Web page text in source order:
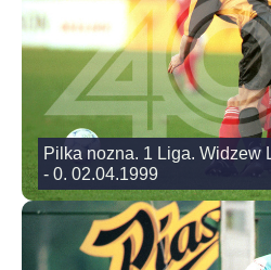
Pilka nozna. 1 Liga. Widzew
- 0. 02.04.1999